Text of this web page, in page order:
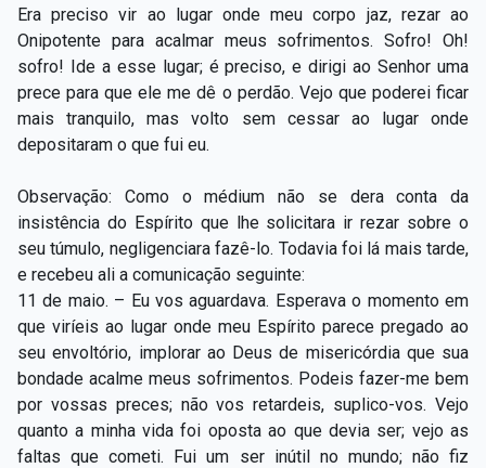
Era preciso vir ao lugar onde meu corpo jaz, rezar ao
Onipotente para acalmar meus sofrimentos. Sofro! Oh!
sofro! Ide a esse lugar; é preciso, e dirigi ao Senhor uma
prece para que ele me dê o perdão. Vejo que poderei ficar
mais tranquilo, mas volto sem cessar ao lugar onde
depositaram o que fui eu.
Observação: Como o médium não se dera conta da
insistência do Espírito que lhe solicitara ir rezar sobre o
seu túmulo, negligenciara fazê-lo. Todavia foi lá mais tarde,
e recebeu ali a comunicação seguinte:
11 de maio. – Eu vos aguardava. Esperava o momento em
que viríeis ao lugar onde meu Espírito parece pregado ao
seu envoltório, implorar ao Deus de misericórdia que sua
bondade acalme meus sofrimentos. Podeis fazer-me bem
por vossas preces; não vos retardeis, suplico-vos. Vejo
quanto a minha vida foi oposta ao que devia ser; vejo as
faltas que cometi. Fui um ser inútil no mundo; não fiz